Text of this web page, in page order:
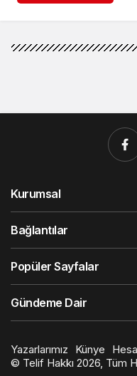
Kurumsal
Bağlantılar
Popüler Sayfalar
Gündeme Dair
Yazarlarımız Künye
© Telif Hakkı 2026, Tüm